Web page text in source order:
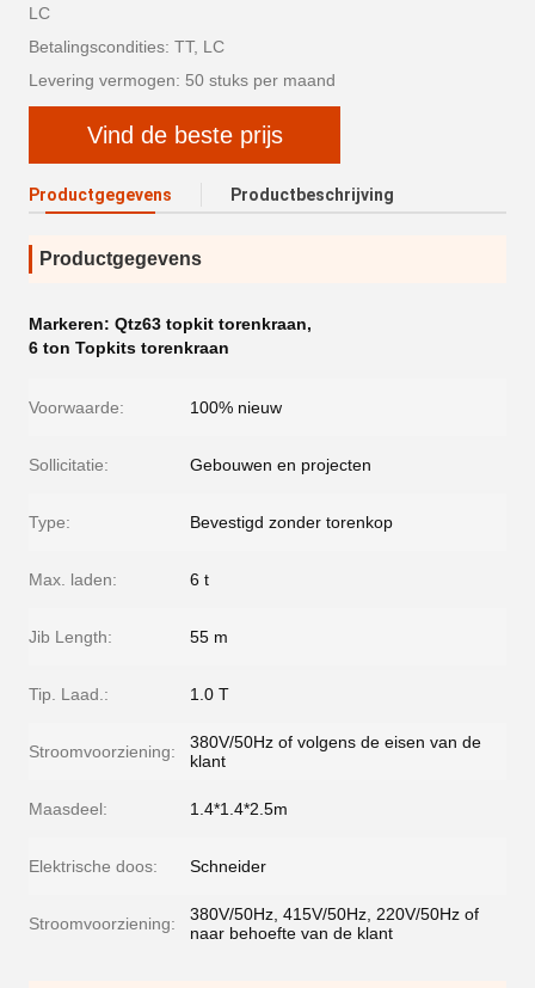
LC
Betalingscondities: TT, LC
Levering vermogen: 50 stuks per maand
Vind de beste prijs
Productgegevens Productbeschrijving
Productgegevens
Markeren: Qtz63 topkit torenkraan,
6 ton Topkits torenkraan
Voorwaarde: 100% nieuw
Sollicitatie: Gebouwen en projecten
Type: Bevestigd zonder torenkop
Max. laden: 6 t
Jib Length: 55 m
Tip. Laad.: 1.0 T
Stroomvoorziening:
380V/50Hz of volgens de eisen van de
klant
Maasdeel: 1.4*1.4*2.5m
Elektrische doos: Schneider
Stroomvoorziening:
380V/50Hz, 415V/50Hz, 220V/50Hz of
naar behoefte van de klant